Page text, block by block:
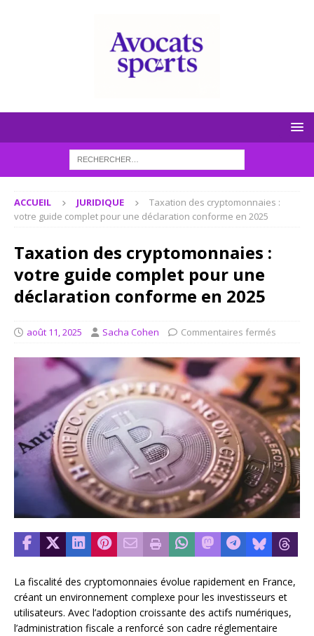
ACCUEIL JURIDIQUE
Taxation des cryptomonnaies :
votre guide complet pour une déclaration conforme en 2025
Taxation des cryptomonnaies :
votre guide complet pour une
déclaration conforme en 2025
août 11, 2025 Sacha Cohen Commentaires fermés
La fiscalité des cryptomonnaies évolue rapidement en France,
créant un environnement complexe pour les investisseurs et
utilisateurs. Avec l’adoption croissante des actifs numériques,
l’administration fiscale a renforcé son cadre réglementaire